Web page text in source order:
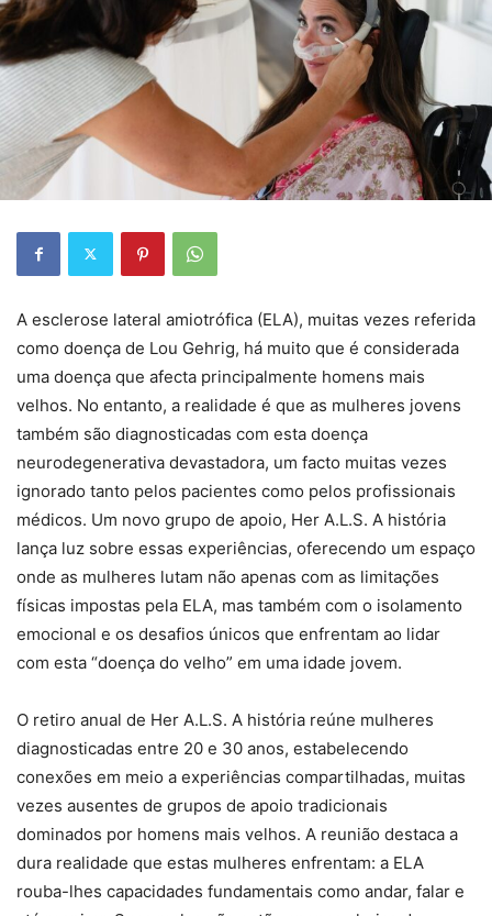
A esclerose lateral amiotrófica (ELA), muitas vezes referida
como doença de Lou Gehrig, há muito que é considerada
uma doença que afecta principalmente homens mais
velhos. No entanto, a realidade é que as mulheres jovens
também são diagnosticadas com esta doença
neurodegenerativa devastadora, um facto muitas vezes
ignorado tanto pelos pacientes como pelos profissionais
médicos. Um novo grupo de apoio, Her A.L.S. A história
lança luz sobre essas experiências, oferecendo um espaço
onde as mulheres lutam não apenas com as limitações
físicas impostas pela ELA, mas também com o isolamento
emocional e os desafios únicos que enfrentam ao lidar
com esta “doença do velho” em uma idade jovem.
O retiro anual de Her A.L.S. A história reúne mulheres
diagnosticadas entre 20 e 30 anos, estabelecendo
conexões em meio a experiências compartilhadas, muitas
vezes ausentes de grupos de apoio tradicionais
dominados por homens mais velhos. A reunião destaca a
dura realidade que estas mulheres enfrentam: a ELA
rouba-lhes capacidades fundamentais como andar, falar e